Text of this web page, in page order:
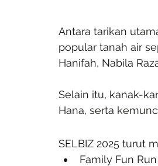
Antara tarikan
popular tanah air
Hanifah, Nabila
Selain itu, kanak-
Hana, serta
SELBIZ 2025 turut
Family Fun